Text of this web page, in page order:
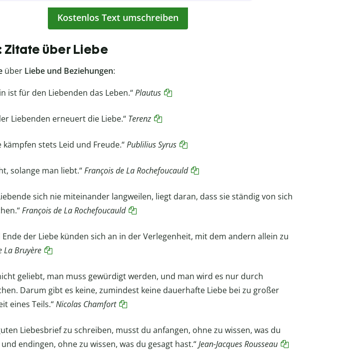
Kostenlos Text umschreiben
Zitate über Liebe
über Liebe und Beziehungen:
ist für den Liebenden das Leben.“Plautus
Liebenden erneuert die Liebe.“ Terenz
kämpfen stets Leid und Freude.“Publilius Syrus
solange man liebt.“François de La Rochefoucauld
sich nie miteinander langweilen, liegt daran, dass sie ständig von sich
François de La Rochefoucauld
Ende der Liebe künden sich an in der Verlegenheit, mit dem andern allein zu
La Bruyère
geliebt, man muss gewürdigt werden, und man wird es nur durch
Darum gibt es keine, zumindest keine dauerhafte Liebe bei zu großer
eines Teils.“Nicolas Chamfort
Liebesbrief zu schreiben, musst du anfangen, ohne zu wissen, was du
endingen, ohne zu wissen, was du gesagt hast.“Jean-Jacques Rousseau